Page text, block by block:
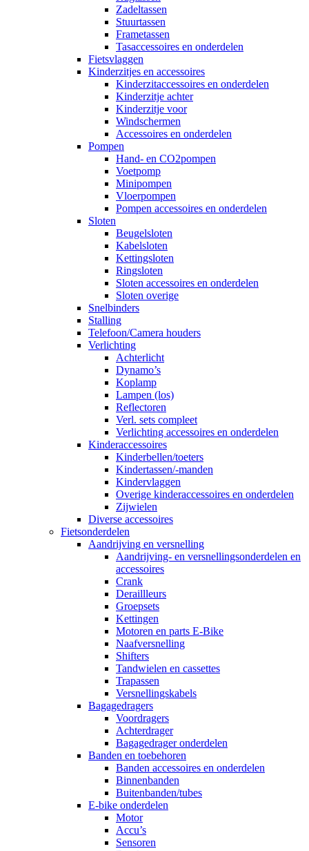
Zadeltassen
Stuurtassen
Frametassen
Tasaccessoires en onderdelen
Fietsvlaggen
Kinderzitjes en accessoires
Kinderzitaccessoires en onderdelen
Kinderzitje achter
Kinderzitje voor
Windschermen
Accessoires en onderdelen
Pompen
Hand- en CO2pompen
Voetpomp
Minipompen
Vloerpompen
Pompen accessoires en onderdelen
Sloten
Beugelsloten
Kabelsloten
Kettingsloten
Ringsloten
Sloten accessoires en onderdelen
Sloten overige
Snelbinders
Stalling
Telefoon/Camera houders
Verlichting
Achterlicht
Dynamo’s
Koplamp
Lampen (los)
Reflectoren
Verl. sets compleet
Verlichting accessoires en onderdelen
Kinderaccessoires
Kinderbellen/toeters
Kindertassen/-manden
Kindervlaggen
Overige kinderaccessoires en onderdelen
Zijwielen
Diverse accessoires
Fietsonderdelen
Aandrijving en versnelling
Aandrijving- en versnellingsonderdelen en
accessoires
Crank
Deraillleurs
Groepsets
Kettingen
Motoren en parts E-Bike
Naafversnelling
Shifters
Tandwielen en cassettes
Trapassen
Versnellingskabels
Bagagedragers
Voordragers
Achterdrager
Bagagedrager onderdelen
Banden en toebehoren
Banden accessoires en onderdelen
Binnenbanden
Buitenbanden/tubes
E-bike onderdelen
Motor
Accu’s
Sensoren